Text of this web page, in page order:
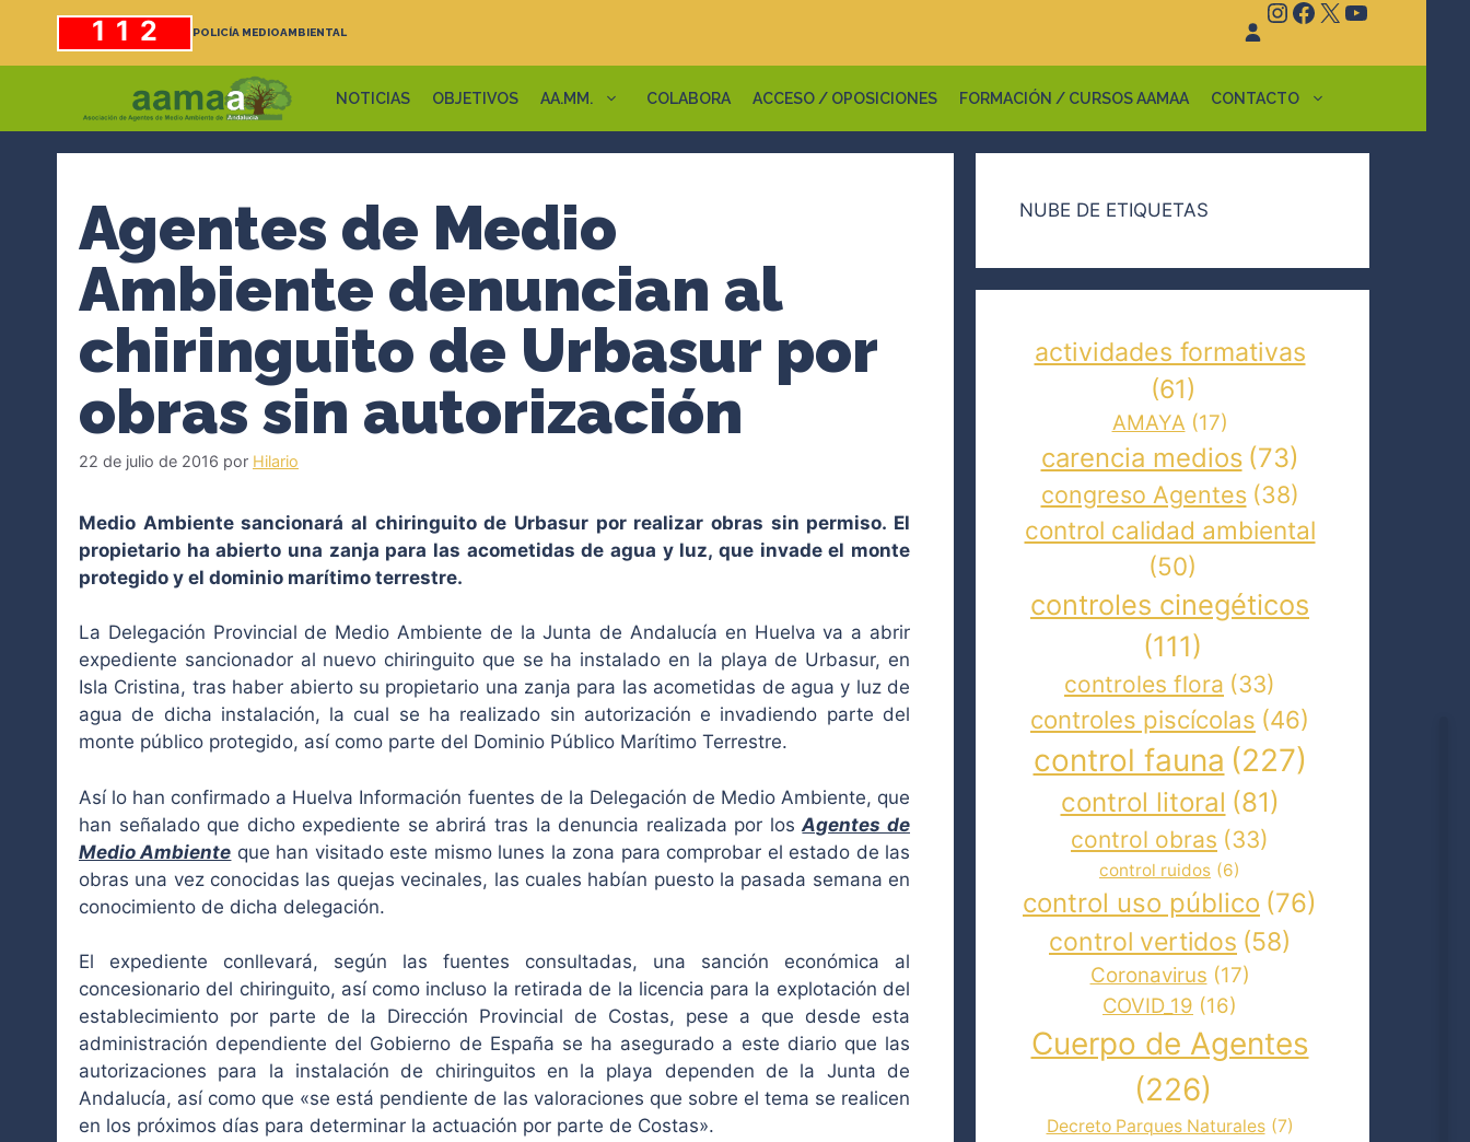
contenido
112 POLICÍA MEDIOAMBIENTAL
Instagram
Facebook
X YouTube
NOTICIAS OBJETIVOS AA.MM. COLABORA ACCESO / OPOSICIONES FORMACIÓN / CURSOS AAMAA CONTACTO
Agentes de Medio
Ambiente denuncian al
chiringuito de Urbasur por
obras sin autorización
22 de julio de 2016 por Hilario
Medio Ambiente sancionará al chiringuito de Urbasur por realizar obras sin permiso. El
propietario ha abierto una zanja para las acometidas de agua y luz, que invade el monte
protegido y el dominio marítimo terrestre.
La Delegación Provincial de Medio Ambiente de la Junta de Andalucía en Huelva va a abrir
expediente sancionador al nuevo chiringuito que se ha instalado en la playa de Urbasur, en
Isla Cristina, tras haber abierto su propietario una zanja para las acometidas de agua y luz de
agua de dicha instalación, la cual se ha realizado sin autorización e invadiendo parte del
monte público protegido, así como parte del Dominio Público Marítimo Terrestre.
Así lo han confirmado a Huelva Información fuentes de la Delegación de Medio Ambiente, que
han señalado que dicho expediente se abrirá tras la denuncia realizada por losAgentes de
Medio Ambiente que han visitado este mismo lunes la zona para comprobar el estado de las
obras una vez conocidas las quejas vecinales, las cuales habían puesto la pasada semana en
conocimiento de dicha delegación.
El expediente conllevará, según las fuentes consultadas, una sanción económica al
concesionario del chiringuito, así como incluso la retirada de la licencia para la explotación del
establecimiento por parte de la Dirección Provincial de Costas, pese a que desde esta
administración dependiente del Gobierno de España se ha asegurado a este diario que las
autorizaciones para la instalación de chiringuitos en la playa dependen de la Junta de
Andalucía, así como que «se está pendiente de las valoraciones que sobre el tema se realicen
en los próximos días para determinar la actuación por parte de Costas».
NUBE DE ETIQUETAS
actividades formativas
(61)
AMAYA (17)
carencia medios (73)
congreso Agentes (38)
control calidad ambiental
(50)
controles cinegéticos
(111)
controles flora (33)
controles piscícolas (46)
control fauna (227)
control litoral (81)
control obras (33)
control ruidos (6)
control uso público (76)
control vertidos (58)
Coronavirus (17)
COVID_19 (16)
Cuerpo de Agentes
(226)
Decreto Parques Naturales (7)